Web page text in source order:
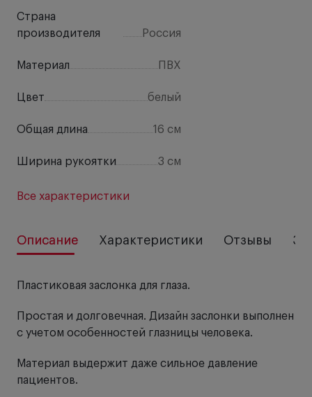
Страна
производителя
Россия
Материал ПВХ
Цвет белый
Общая длина 16 см
Ширина рукоятки 3 см
Все характеристики
Описание Характеристики Отзывы
Пластиковая заслонка для глаза.
Простая и долговечная. Дизайн заслонки выполнен
с учетом особенностей глазницы человека.
Материал выдержит даже сильное давление
пациентов.